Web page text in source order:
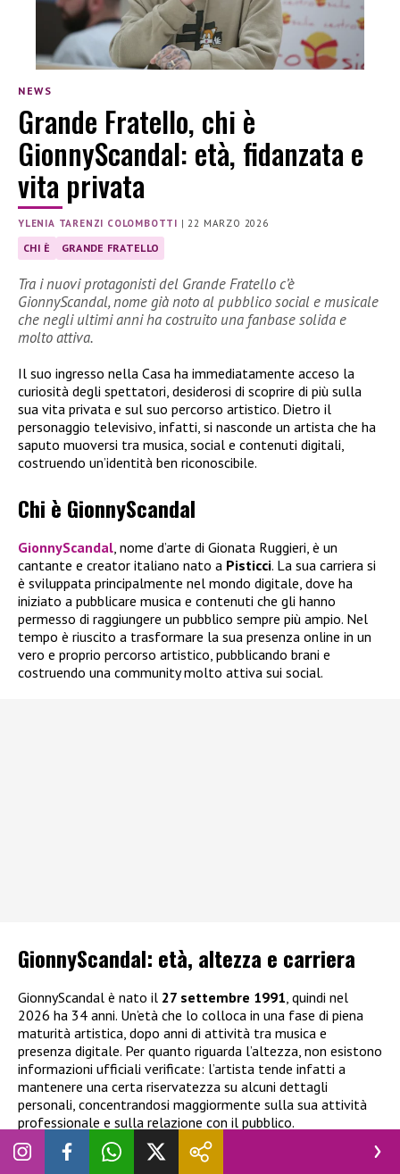
NEWS
Grande Fratello, chi è
GionnyScandal: età, fidanzata e
vita privata
YLENIA TARENZI COLOMBOTTI |22 MARZO 2026
CHI È GRANDE FRATELLO
Tra i nuovi protagonisti del Grande Fratello c’è
GionnyScandal, nome già noto al pubblico social e musicale
che negli ultimi anni ha costruito una fanbase solida e
molto attiva.
Il suo ingresso nella Casa ha immediatamente acceso la
curiosità degli spettatori, desiderosi di scoprire di più sulla
sua vita privata e sul suo percorso artistico. Dietro il
personaggio televisivo, infatti, si nasconde un artista che ha
saputo muoversi tra musica, social e contenuti digitali,
costruendo un’identità ben riconoscibile.
Chi è GionnyScandal
GionnyScandal , nome d’arte di Gionata Ruggieri, è un
cantante e creator italiano nato a Pisticci. La sua carriera si
è sviluppata principalmente nel mondo digitale, dove ha
iniziato a pubblicare musica e contenuti che gli hanno
permesso di raggiungere un pubblico sempre più ampio. Nel
tempo è riuscito a trasformare la sua presenza online in un
vero e proprio percorso artistico, pubblicando brani e
costruendo una community molto attiva sui social.
GionnyScandal: età, altezza e carriera
GionnyScandal è nato il 27 settembre 1991, quindi nel
2026 ha 34 anni. Un’età che lo colloca in una fase di piena
maturità artistica, dopo anni di attività tra musica e
presenza digitale. Per quanto riguarda l’altezza, non esistono
informazioni ufficiali verificate: l’artista tende infatti a
mantenere una certa riservatezza su alcuni dettagli
personali, concentrandosi maggiormente sulla sua attività
professionale e sulla relazione con il pubblico.